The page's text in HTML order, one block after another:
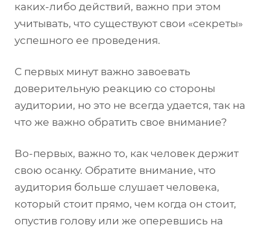
каких-либо действий, важно при этом
учитывать, что существуют свои «секреты»
успешного ее проведения.
С первых минут важно завоевать
доверительную реакцию со стороны
аудитории, но это не всегда удается, так на
что же важно обратить свое внимание?
Во-первых, важно то, как человек держит
свою осанку. Обратите внимание, что
аудитория больше слушает человека,
который стоит прямо, чем когда он стоит,
опустив голову или же оперевшись на